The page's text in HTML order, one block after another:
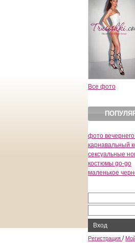
Все фото
фото вечернего
карнавальный
сексуальные
костюмы go-go
маленькое
Вход
Регистрация /